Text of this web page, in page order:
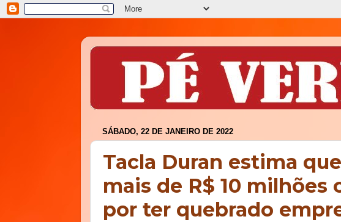
SÁBADO, 22 DE JANEIRO DE 2022
Tacla Duran estima
mais de R$ 10 milhões
por ter quebrado